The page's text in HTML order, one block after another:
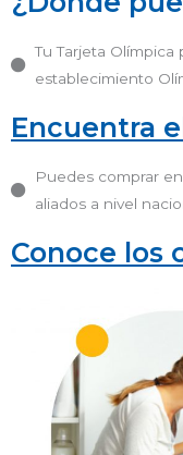
Tu Tarjeta
establecimiento
Encuentra
Puedes comprar
aliados a nivel
Conoce los